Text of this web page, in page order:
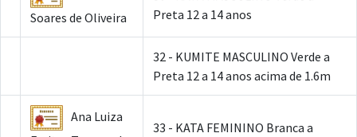
Soares de Oliveira
Preta 12 a 14 anos
32 - KUMITE MASCULINO Verde a
Preta 12 a 14 anos acima de 1.6m
Ana Luiza
33 - KATA FEMININO Branca a